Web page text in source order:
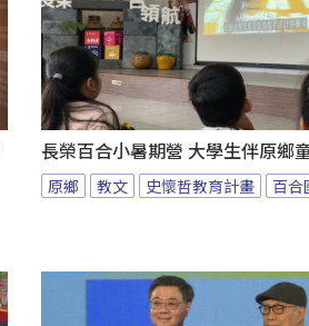
長榮百合小暑期營 大學生伴原鄉
原鄉 教文 史懷哲教育計畫 百合